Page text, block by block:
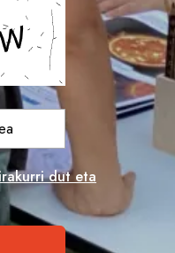
dut eta